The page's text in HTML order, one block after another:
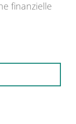
finanzielle